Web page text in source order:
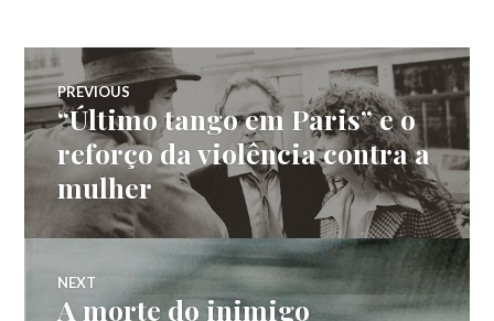
Navegação
de
Post
PREVIOUS
Previous
post:
“Último tango em Paris” e o
reforço da violência contra a
mulher
NEXT
Next
A morte do inimigo